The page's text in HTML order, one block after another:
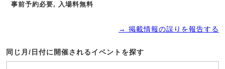
事前予約必要, 入場料無料
→ 掲載情報の誤りを報告する
同じ月/日付に開催されるイベントを探す